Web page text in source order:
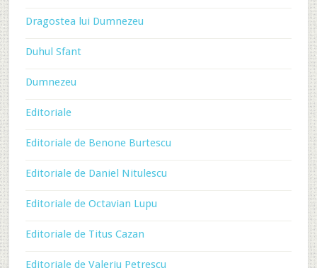
Dragostea lui Dumnezeu
Duhul Sfant
Dumnezeu
Editoriale
Editoriale de Benone Burtescu
Editoriale de Daniel Nitulescu
Editoriale de Octavian Lupu
Editoriale de Titus Cazan
Editoriale de Valeriu Petrescu